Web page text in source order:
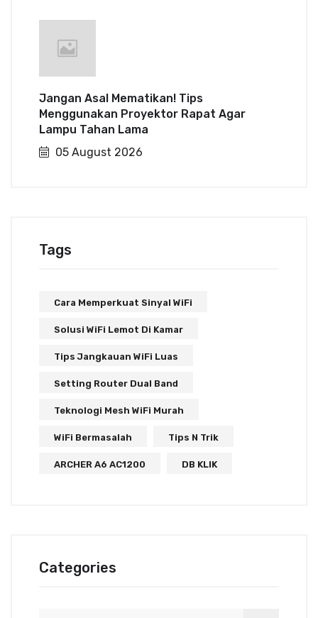
Jangan Asal Mematikan! Tips
Menggunakan Proyektor Rapat Agar
Lampu Tahan Lama
05 August 2026
Tags
Cara Memperkuat Sinyal WiFi
Solusi WiFi Lemot Di Kamar
Tips Jangkauan WiFi Luas
Setting Router Dual Band
Teknologi Mesh WiFi Murah
WiFi Bermasalah Tips N Trik
ARCHER A6 AC1200 DB KLIK
Categories